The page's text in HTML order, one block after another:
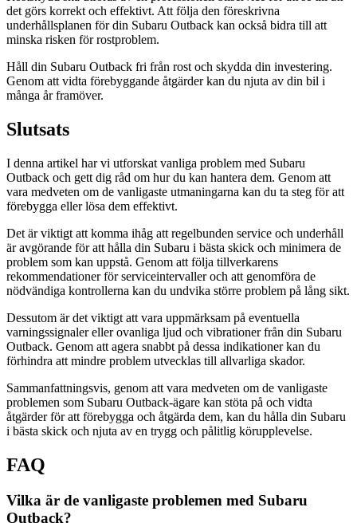
det görs korrekt och effektivt. Att följa den föreskrivna
underhållsplanen för din Subaru Outback kan också bidra till att
minska risken för rostproblem.
Håll din Subaru Outback fri från rost och skydda din investering.
Genom att vidta förebyggande åtgärder kan du njuta av din bil i
många år framöver.
Slutsats
I denna artikel har vi utforskat vanliga problem med Subaru
Outback och gett dig råd om hur du kan hantera dem. Genom att
vara medveten om de vanligaste utmaningarna kan du ta steg för att
förebygga eller lösa dem effektivt.
Det är viktigt att komma ihåg att regelbunden service och underhåll
är avgörande för att hålla din Subaru i bästa skick och minimera de
problem som kan uppstå. Genom att följa tillverkarens
rekommendationer för serviceintervaller och att genomföra de
nödvändiga kontrollerna kan du undvika större problem på lång sikt.
Dessutom är det viktigt att vara uppmärksam på eventuella
varningssignaler eller ovanliga ljud och vibrationer från din Subaru
Outback. Genom att agera snabbt på dessa indikationer kan du
förhindra att mindre problem utvecklas till allvarliga skador.
Sammanfattningsvis, genom att vara medveten om de vanligaste
problemen som Subaru Outback-ägare kan stöta på och vidta
åtgärder för att förebygga och åtgärda dem, kan du hålla din Subaru
i bästa skick och njuta av en trygg och pålitlig körupplevelse.
FAQ
Vilka är de vanligaste problemen med Subaru
Outback?